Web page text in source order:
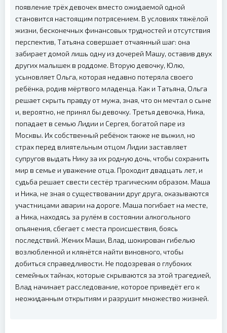
появление трёх девочек вместо ожидаемой одной
становится настоящим потрясением. В условиях тяжёлой
жизни, бесконечных финансовых трудностей и отсутствия
перспектив, Татьяна совершает отчаянный шаг: она
забирает домой лишь одну из дочерей Машу, оставив двух
других малышек в роддоме. Вторую девочку, Юлю,
усыновляет Ольга, которая недавно потеряла своего
ребёнка, родив мёртвого младенца. Как и Татьяна, Ольга
решает скрыть правду от мужа, зная, что он мечтал о сыне
и, вероятно, не принял бы девочку. Третья девочка, Ника,
попадает в семью Лидии и Сергея, богатой паре из
Москвы. Их собственный ребёнок также не выжил, но
страх перед влиятельным отцом Лидии заставляет
супругов выдать Нику за их родную дочь, чтобы сохранить
мир в семье и уважение отца. Проходит двадцать лет, и
судьба решает свести сестёр трагическим образом. Маша
и Ника, не зная о существовании друг друга, оказываются
участницами аварии на дороге. Маша погибает на месте,
а Ника, находясь за рулём в состоянии алкогольного
опьянения, сбегает с места происшествия, боясь
последствий. Жених Маши, Влад, шокирован гибелью
возлюбленной и клянётся найти виновного, чтобы
добиться справедливости. Не подозревая о глубоких
семейных тайнах, которые скрываются за этой трагедией,
Влад начинает расследование, которое приведёт его к
неожиданным открытиям и разрушит множество жизней.